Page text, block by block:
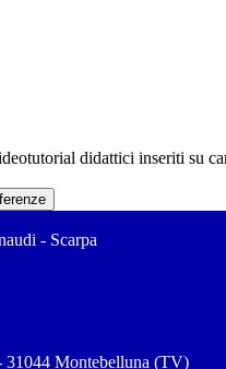
didattici inseriti su
- Scarpa
31044 Montebelluna (TV)